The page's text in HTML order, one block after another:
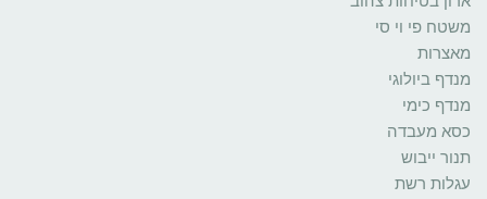
משטח פי וי סי
מאצרות
מנדף ביולוגי
מנדף כימי
כסא מעבדה
תנור ייבוש
עגלות רשת